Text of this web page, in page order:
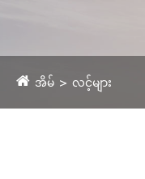
အိမ် လင့်များ